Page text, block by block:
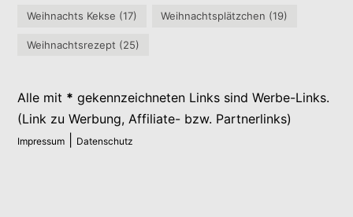
Weihnachts Kekse (17) Weihnachtsplätzchen (19)
Weihnachtsrezept (25)
Alle mit * gekennzeichneten Links sind Werbe-Links.
(Link zu Werbung, Affiliate- bzw. Partnerlinks)
Impressum Datenschutz